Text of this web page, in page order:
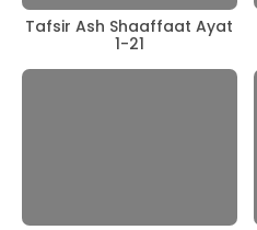
Tafsir Ash Shaaffaat Ayat
1-21